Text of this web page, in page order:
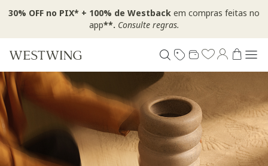
30% OFF no PIX* + 100% de Westback em compras feitas no
app**. Consulte regras.